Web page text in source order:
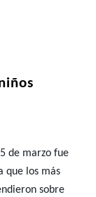
de marzo fue
que los más
sobre